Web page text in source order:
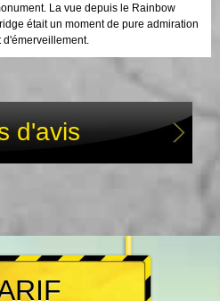
La vue depuis le Rainbow
était un moment de pure admiration
d'émerveillement.
d'avis